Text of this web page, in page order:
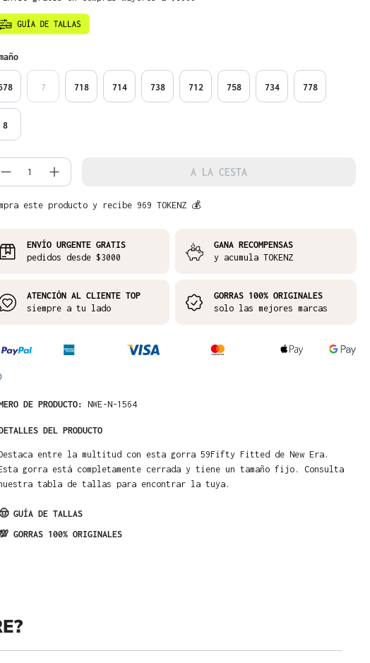
7 718 714 738 712 758 734 778
8
del producto: introduce la
A LA CESTA
este producto y recibe 969 TOKENZ 💰
ENVÍO URGENTE GRATIS
pedidos desde $3000
GANA RECOMPENSAS
y acumula TOKENZ
ATENCIÓN AL CLIENTE TOP
siempre a tu lado
GORRAS 100% ORIGINALES
solo las mejores marcas
DE PRODUCTO: NWE-N-1564
DEL PRODUCTO
entre la multitud con esta gorra 59Fifty Fitted de New Era.
gorra está completamente cerrada y tiene un tamaño fijo. Consulta
tabla de tallas para encontrar la tuya.
GUÍA DE TALLAS
GORRAS 100% ORIGINALES